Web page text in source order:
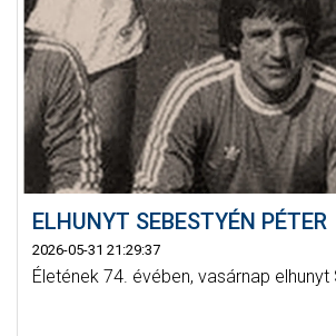
ELHUNYT SEBESTYÉN PÉTER
2026-05-31 21:29:37
Életének 74. évében, vasárnap elhunyt